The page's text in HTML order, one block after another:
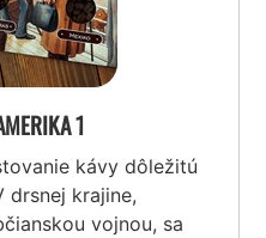
1
kávy dôležitú
drsnej krajine,
vojnou, sa